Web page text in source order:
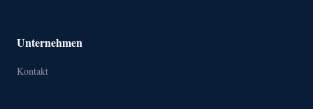
Unternehmen
Kontakt